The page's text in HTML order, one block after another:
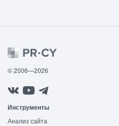
© 2006—2026
Инструменты
Анализ сайта